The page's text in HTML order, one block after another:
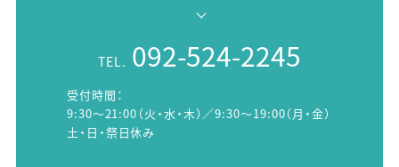
TEL. 092-524-2245
受付時間：
9:30～21:00（火・水・木）／9:30～19:00（月・金）
土・日・祭日休み